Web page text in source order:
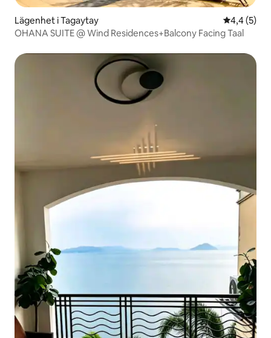
Lägenhet i Tagaytay 4,4 av 5 i
4,4 (5)
OHANA SUITE @ Wind Residences+Balcony Facing Taal